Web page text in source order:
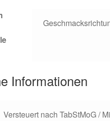
Informationen
Versteuert nach TabStMoG /